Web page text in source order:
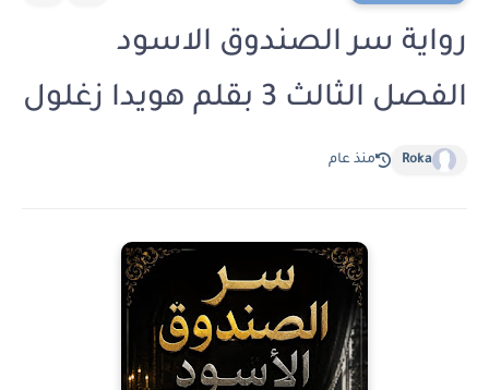
رواية سر الصندوق الاسود
الفصل الثالث 3 بقلم هويدا زغلول
Roka منذ عام